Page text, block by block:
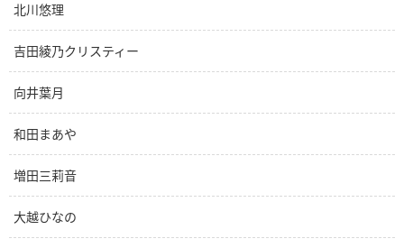
北川悠理
吉田綾乃クリスティー
向井葉月
和田まあや
増田三莉音
大越ひなの